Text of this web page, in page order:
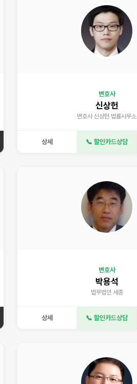
변호사
신상헌
변호사 신상헌 법률사무소
상세 📞 할인카드상담
변호사
박용석
법무법인 세종
상세 📞 할인카드상담